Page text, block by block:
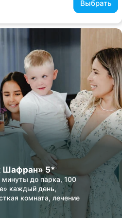
Выбрать
Шафран» 5*
минуты до парка, 100
каждый день,
комната, лечение